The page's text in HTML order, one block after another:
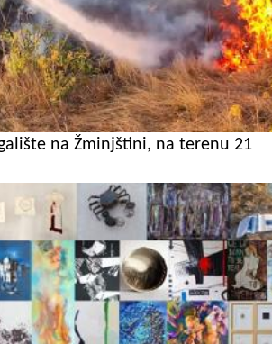
na Žminjštini, na terenu 21